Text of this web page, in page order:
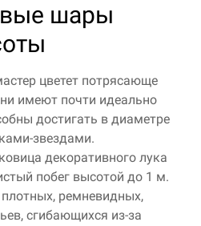
шары
цветет потрясающе
имеют почти идеально
достигать в диаметре
звездами.
декоративного лука
побег высотой до 1 м.
ремневидных,
сгибающихся из-за